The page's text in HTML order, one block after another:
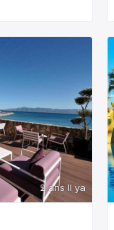
2 ans Il ya